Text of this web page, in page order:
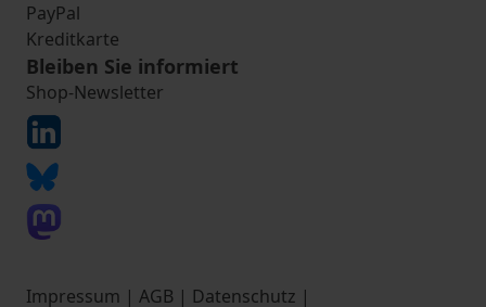
PayPal
Kreditkarte
Bleiben Sie informiert
Shop-Newsletter
Impressum | AGB | Datenschutz |